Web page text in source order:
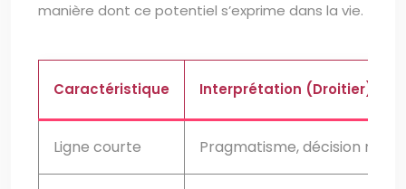
manière dont ce potentiel s’exprime dans la vie.
Caractéristique Interprétation (Droitier)
Ligne courte Pragmatisme, décision